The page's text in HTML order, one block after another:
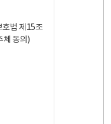
호법 제15조
체 동의)